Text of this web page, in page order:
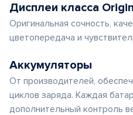
Дисплеи класса
Оригинальная сочность,
цветопередача и
Аккумуляторы
От производителей,
циклов заряда. Каждая
дополнительный контроль